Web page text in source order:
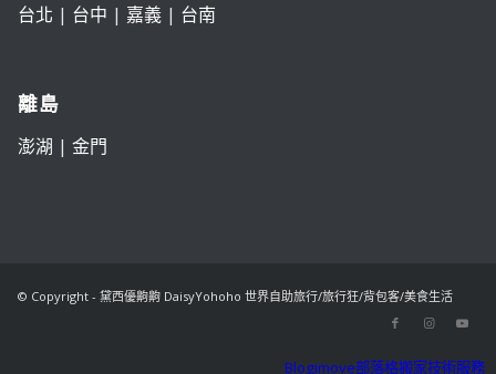
台北 | 台中 | 嘉義| 台南
離島
澎湖 | 金門
© Copyright - 黛西優齁齁 DaisyYohoho 世界自助旅行/旅行狂/背包客/美食生活
Blogimove部落格搬家技術服務